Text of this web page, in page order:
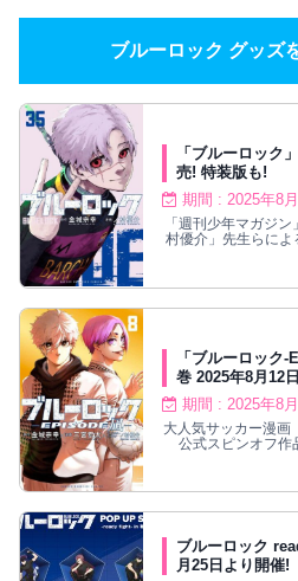
ブルーロック グッズ
「ブルーロック
売! 特装版も!
期間 : 2025年8
「週刊少年マガジ
村優介」先生らによ
ノ村優介先生完全描
「ブルーロック
巻 2025年8月12
期間 : 2025年8
大人気サッカー漫画
公式スピンオフ作
凪 誠士郎が主役の
ブルーロック
月25日より開催!